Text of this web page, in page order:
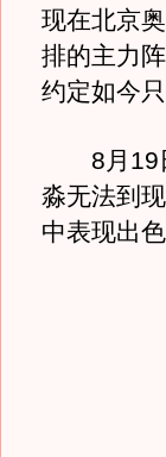
现在北京
排的主力
约定如今
8月19日
淼无法到
中表现出色